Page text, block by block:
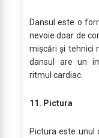
Dansul este o
nevoie doar de
mișcări și tehnici
dansul are un
ritmul cardiac.
11. Pictura
Pictura este unul